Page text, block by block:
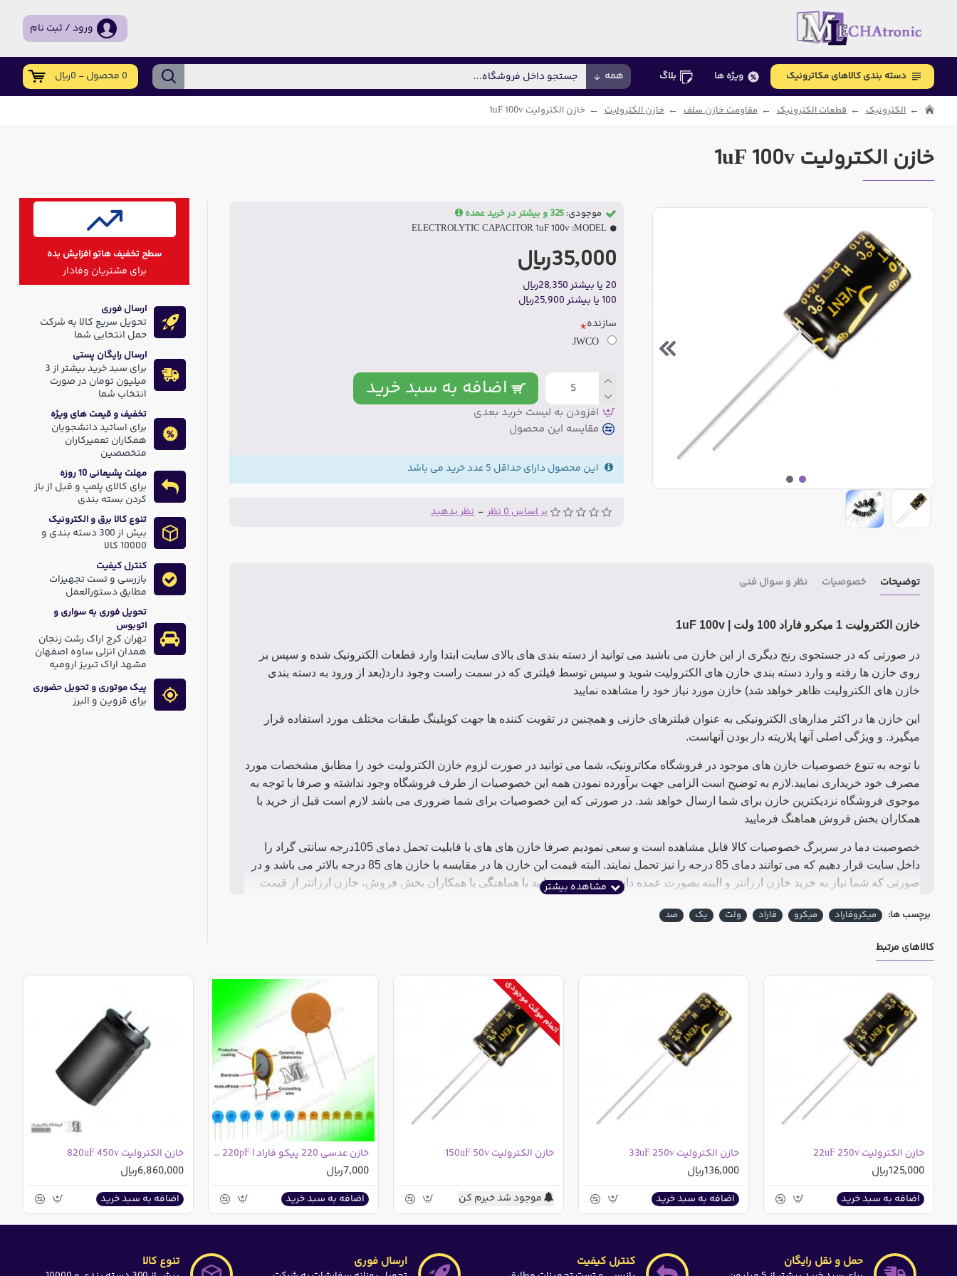
ورود / ثبت نام
دسته بندی کالاهای مکاترونیک ویژه ها بلاگ همه 0 محصول - 0ریال
الکترونیک قطعات الکترونیک مقاومت خازن سلف خازن الکترولیت خازن الکترولیت 1uF 100v
خازن الکترولیت 1uF 100v
بر اساس 0 نظر - نظر بدهید
35,000ریال
20 یا بیشتر 28,350ریال
100 یا بیشتر 25,900ریال
موجودی: 325 و بیشتر در خرید عمده
MODEL:
ELECTROLYTIC CAPACITOR 1uF 100v
سازنده
JWCO
اضافه به سبد خرید
افزودن به لیست خرید بعدی
مقایسه این محصول
این محصول دارای حداقل 5 عدد خرید می باشد
توضیحات خصوصیات نظر و سوال فنی
خازن الکترولیت 1 میکرو فاراد 100 ولت | 1uF 100v
در صورتی که در جستجوی رنج دیگری از این خازن می باشید می توانید از دسته بندی های بالای سایت ابتدا وارد قطعات الکترونیک شده و سپس بر
روی خازن ها رفته و وارد دسته بندی خازن های الکترولیت شوید و سپس توسط فیلتری که در سمت راست وجود دارد(بعد از ورود به دسته بندی
خازن های الکترولیت ظاهر خواهد شد) خازن مورد نیاز خود را مشاهده نمایید
این خازن ها در اکثر مدارهای الکترونیکی به عنوان فیلترهای خازنی و همچنین در تقویت کننده ها جهت کوپلینگ طبقات مختلف مورد استفاده قرار
میگیرد. و ویژگی اصلی آنها پلاریته دار بودن آنهاست.
با توجه به تنوع خصوصیات خازن های موجود در فروشگاه مکاترونیک، شما می توانید در صورت لزوم خازن الکترولیت خود را مطابق مشخصات مورد
مصرف خود خریداری نمایید.لازم به توضیح است الزامی جهت برآورده نمودن همه این خصوصیات از طرف فروشگاه وجود نداشته و صرفا با توجه به
موجوی فروشگاه نزدیکترین خازن برای شما ارسال خواهد شد. در صورتی که این خصوصیات برای شما ضروری می باشد لازم است قبل از خرید با
همکاران بخش فروش هماهنگ فرمایید
خصوصیت دما در سربرگ خصوصیات کالا قابل مشاهده است و سعی نمودیم صرفا خازن های های با قابلیت تحمل دمای 105درجه سانتی گراد را
داخل سایت قرار دهیم که می توانند دمای 85 درجه را نیز تحمل نمایند. البته قیمت این خازن ها در مقایسه با خازن های 85 درجه بالاتر می باشد و در
صورتی که شما نیاز به خرید خازن ارزانتر و البته بصورت عمده داشته باشین می توانید با هماهنگی با همکاران بخش فروش، خازن ارزانتر از قیمت
ارتفاع 11 میلی متر
دما 85 درجه سانتی گراد
همچنین این کالا در خریدهای عمده شامل تخفیف می باشد که مقدار این تخفیف در ذیل قیمت پایه درج گردیده است
برچسب ها: میکروفاراد میکرو فاراد ولت یک صد
سطح تخفیف هاتو افزایش بده
برای مشتریان وفادار
ارسال فوری
تحویل سریع کالا به شرکت
حمل انتخابی شما
ارسال رایگان پستی
برای سبد خرید بیشتر از 3
میلیون تومان در صورت
انتخاب شما
تخفیف و قیمت های ویژه
برای اساتید دانشجویان
همکاران تعمیرکاران
متخصصین
مهلت پشیمانی 10 روزه
برای کالای پلمپ و قبل از باز
کردن بسته بندی
تنوع کالا برق و الکترونیک
بیش از 300 دسته بندی و
10000 کالا
کنترل کیفیت
بازرسی و تست تجهیزات
مطابق دستورالعمل
تحویل فوری به سواری و
اتوبوس
تهران کرج اراک رشت زنجان
همدان انزلی ساوه اصفهان
مشهد اراک تبریز ارومیه
پیک موتوری و تحویل حضوری
برای قزوین و البرز
کالاهای مرتبط
خازن الکترولیت 22uF 250v
125,000ریال
اضافه به سبد خرید
خازن الکترولیت 33uF 250v
136,000ریال
اضافه به سبد خرید
اتمام موقت موجودی
خازن الکترولیت 150uF 50v
موجود شد خبرم کن
خازن عدسی 220 پیکو فاراد | 220pF | کد 221
7,000ریال
اضافه به سبد خرید
خازن الکترولیت 820uF 450v
6,860,000ریال
اضافه به سبد خرید
حمل و نقل رایگان کنترل کیفیت ارسال فوری تنوع کالا